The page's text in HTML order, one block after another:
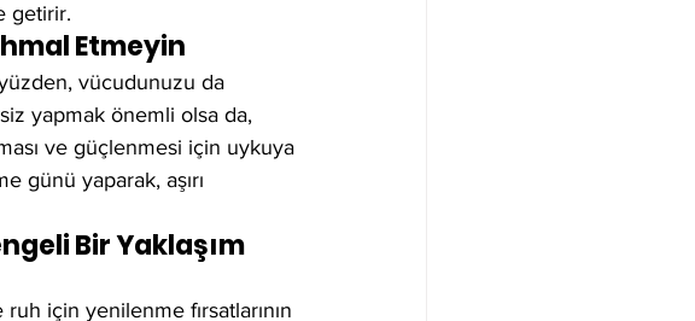
getirir.
Etmeyin
vücudunuzu da
yapmak önemli olsa da,
ve güçlenmesi için uykuya
günü yaparak, aşırı
Bir Yaklaşım
için yenilenme fırsatlarının